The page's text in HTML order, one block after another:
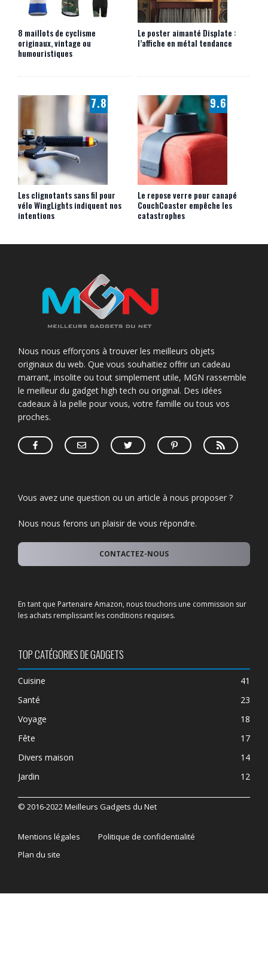
8 maillots de cyclisme
originaux, vintage ou
humouristiques
Le poster aimanté Displate :
l’affiche en métal tendance
7.8
Les clignotants sans fil pour
vélo WingLights indiquent nos
intentions
9.6
Le repose verre pour canapé
CouchCoaster empêche les
catastrophes
Nous nous efforçons à trouver les meilleurs objets
originaux du web. Que vous souhaitiez offrir un cadeau
marrant, insolite ou tout simplement utile, MGN rassemble
le meilleur du gadget high tech ou original. Des idées
cadeaux à la pelle pour vous, votre famille ou tous vos
proches.
Vous avez une question ou un article à nous proposer ?
Nous nous ferons un plaisir de vous répondre.
CONTACTEZ-NOUS
En tant que Partenaire Amazon, nous touchons une commission sur
les achats remplissant les conditions requises.
TOP CATÉGORIES DE GADGETS
Cuisine
41
Santé
23
Voyage
18
Fête
17
Divers maison
14
Jardin
12
© 2016-2022 Meilleurs Gadgets du Net
Mentions légales
Politique de confidentialité
Plan du site